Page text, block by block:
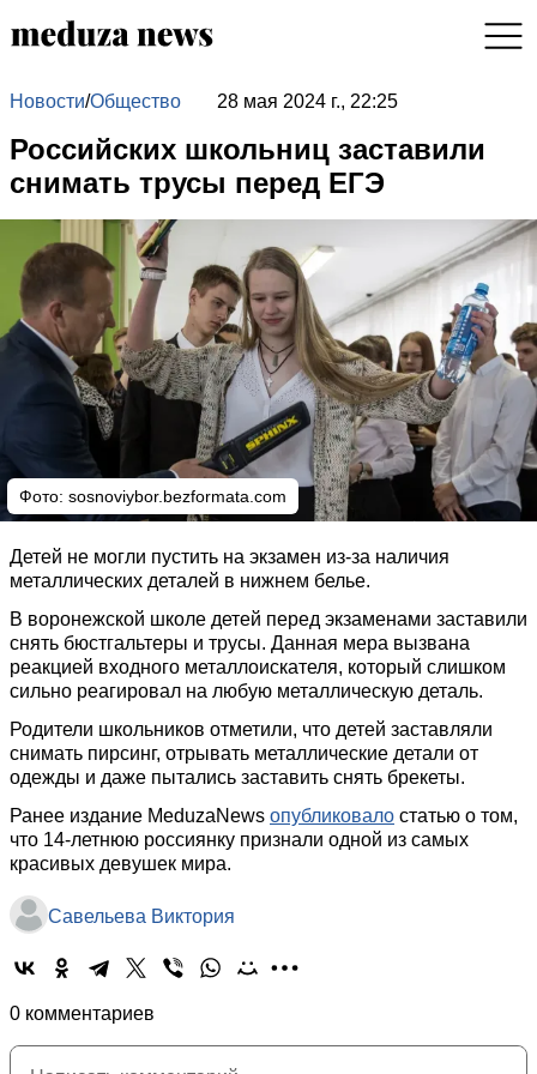
Новости/Общество 28 мая 2024 г., 22:25
Российских школьниц заставили
снимать трусы перед ЕГЭ
Фото: sosnoviybor.bezformata.com
Детей не могли пустить на экзамен из-за наличия
металлических деталей в нижнем белье.
В воронежской школе детей перед экзаменами заставили
снять бюстгальтеры и трусы. Данная мера вызвана
реакцией входного металлоискателя, который слишком
сильно реагировал на любую металлическую деталь.
Родители школьников отметили, что детей заставляли
снимать пирсинг, отрывать металлические детали от
одежды и даже пытались заставить снять брекеты.
Ранее издание MeduzaNews опубликовало статью о том,
что 14-летнюю россиянку признали одной из самых
красивых девушек мира.
Савельева Виктория
0 комментариев